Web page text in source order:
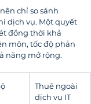
chỉ so sánh
dịch vụ. Một quyết
đồng thời khả
môn, tốc độ phản
năng mở rộng.
Thuê ngoài
dịch vụ IT